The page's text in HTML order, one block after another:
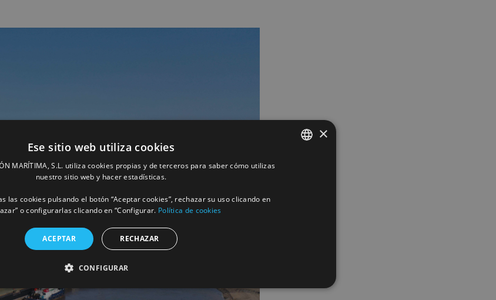
×
Ese sitio web utiliza cookies
MARÍTIMA, S.L. utiliza cookies propias y de terceros para saber cómo utilizas
nuestro sitio web y hacer estadísticas.
las cookies pulsando el botón “Aceptar cookies”, rechazar su uso clicando en
o configurarlas clicando en “Configurar. Política de cookies
ACEPTAR RECHAZAR
CONFIGURAR